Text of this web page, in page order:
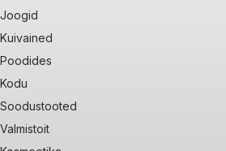
Joogid
Kuivained
Poodides
Kodu
Soodustooted
Valmistoit